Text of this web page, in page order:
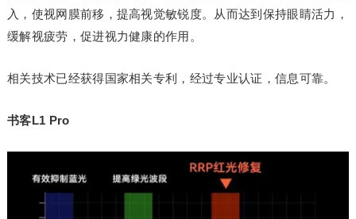
入，使视网膜前移，提高视觉敏锐度。从而达到保持眼睛活力，
缓解视疲劳，促进视力健康的作用。
相关技术已经获得国家相关专利，经过专业认证，信息可靠。
书客L1 Pro